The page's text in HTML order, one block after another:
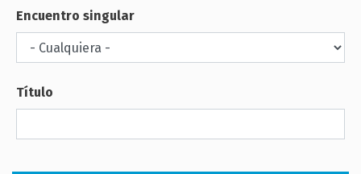
Encuentro singular
Título